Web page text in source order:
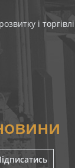
і торгівлі